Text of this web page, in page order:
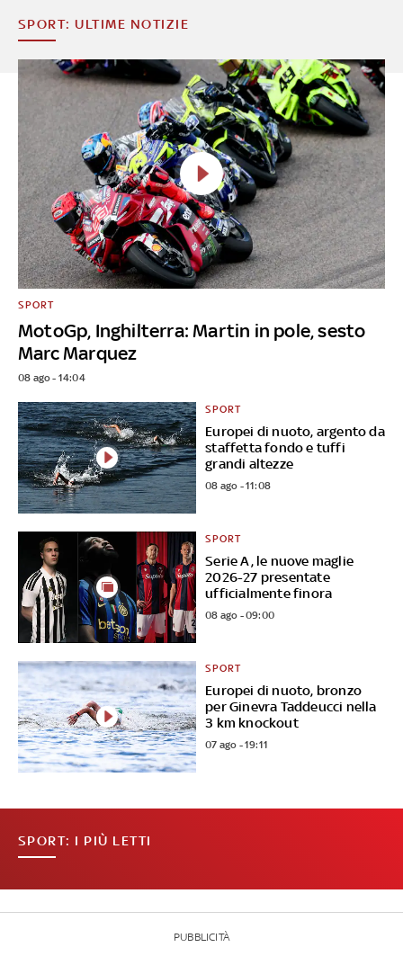
SPORT: ULTIME NOTIZIE
MotoGp, Inghilterra: Martin in pole, sesto
Marc Marquez
SPORT
08 ago - 14:04
Europei di nuoto, argento da
staffetta fondo e tuffi
grandi altezze
SPORT
08 ago - 11:08
Serie A, le nuove maglie
2026-27 presentate
ufficialmente finora
SPORT
08 ago - 09:00
Europei di nuoto, bronzo
per Ginevra Taddeucci nella
3 km knockout
SPORT
07 ago - 19:11
SPORT: I PIÙ LETTI
PUBBLICITÀ